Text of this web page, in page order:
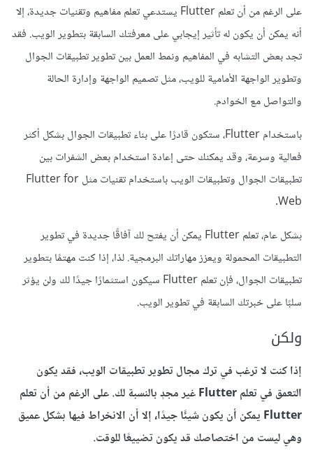
على الرغم من أن تعلم Flutter يستدعي تعلم مفاهيم وتقنيات جديدة، إلا
أنه يمكن أن يكون له تأثير إيجابي على معرفتك السابقة بتطوير الويب. فقد
تجد بعض التشابه في المفاهيم ونمط العمل بين تطوير تطبيقات الجوال
وتطوير الواجهة الأمامية للويب، مثل تصميم الواجهة وإدارة الحالة
والتواصل مع الخوادم.
باستخدام Flutter، ستكون قادرًا على بناء تطبيقات الجوال بشكل أكثر
فعالية وسرعة، وقد يمكنك حتى إعادة استخدام بعض الشفرات بين
تطبيقات الجوال وتطبيقات الويب باستخدام تقنيات مثل Flutter for
Web.
بشكل عام، تعلم Flutter يمكن أن يفتح لك آفاقًا جديدة في تطوير
التطبيقات المحمولة ويعزز مهاراتك البرمجية. لذا، إذا كنت مهتمًا بتطوير
تطبيقات الجوال، فإن تعلم Flutter سيكون استثمارًا جيدًا لك ولن يؤثر
سلبًا على خبرتك السابقة في تطوير الويب.
ولكن
إذا كنت لا ترغب في ترك مجال تطوير تطبيقات الويب، فقد يكون
التعمق في تعلم Flutter غير مجدٍ بالنسبة لك. على الرغم من أن تعلم
Flutter يمكن أن يكون شيئًا جيدًا، إلا أن الانخراط فيها بشكل عميق
وهي ليست من اختصاصك قد يكون تضييعًا للوقت.